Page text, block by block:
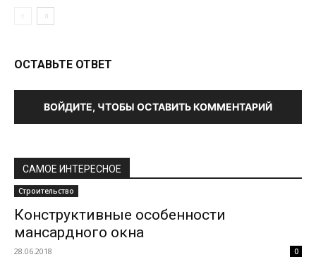
ОСТАВЬТЕ ОТВЕТ
ВОЙДИТЕ, ЧТОБЫ ОСТАВИТЬ КОММЕНТАРИЙ
САМОЕ ИНТЕРЕСНОЕ
Строительство
Конструктивные особенности
мансардного окна
28.06.2018 0